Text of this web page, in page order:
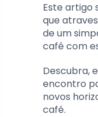
Este artigo
que
de um
café com
Descubra,
encontro
novos
café.